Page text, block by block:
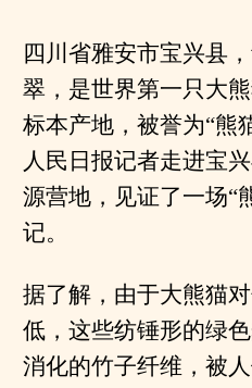
四川省雅安市宝兴县
翠，是世界第一只大
标本产地，被誉为“熊
人民日报记者走进宝
源营地，见证了一场“
记。
据了解，由于大熊猫
低，这些纺锤形的绿
消化的竹子纤维，被